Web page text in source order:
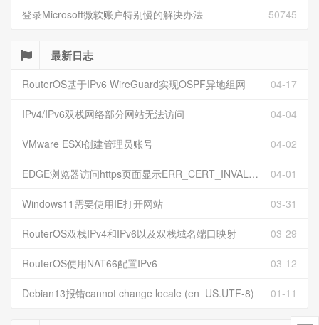
50745
登录Microsoft微软账户特别慢的解决办法
最新日志
04-17
RouterOS基于IPv6 WireGuard实现OSPF异地组网
04-04
IPv4/IPv6双栈网络部分网站无法访问
04-02
VMware ESXi创建管理员账号
04-01
EDGE浏览器访问https页面显示ERR_CERT_INVALID且无法跳过继续访问
03-31
Windows11需要使用IE打开网站
03-29
RouterOS双栈IPv4和IPv6以及双栈域名端口映射
03-12
RouterOS使用NAT66配置IPv6
01-11
Debian13报错cannot change locale (en_US.UTF-8)